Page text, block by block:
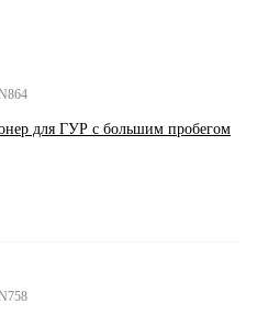
для ГУР с большим пробегом